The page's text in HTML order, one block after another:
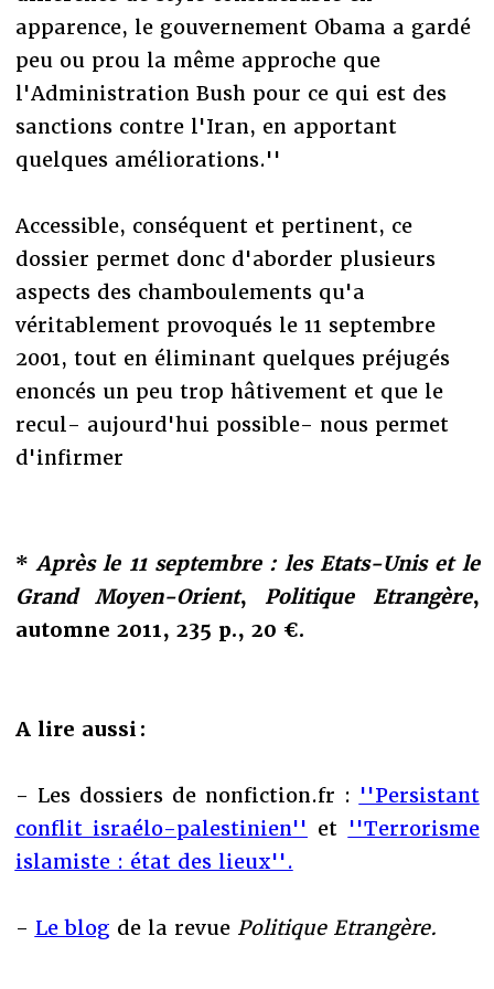
apparence, le gouvernement Obama a gardé
peu ou prou la même approche que
l'Administration Bush pour ce qui est des
sanctions contre l'Iran, en apportant
quelques améliorations.''
Accessible, conséquent et pertinent, ce
dossier permet donc d'aborder plusieurs
aspects des chamboulements qu'a
véritablement provoqués le 11 septembre
2001, tout en éliminant quelques préjugés
enoncés un peu trop hâtivement et que le
recul- aujourd'hui possible- nous permet
d'infirmer
* Après le 11 septembre : les Etats-Unis et le
Grand Moyen-Orient, Politique Etrangère,
automne 2011, 235 p., 20 €.
A lire aussi :
- Les dossiers de nonfiction.fr : ''Persistant
conflit israélo-palestinien'' et ''Terrorisme
islamiste : état des lieux''.
- Le blog de la revue Politique Etrangère.